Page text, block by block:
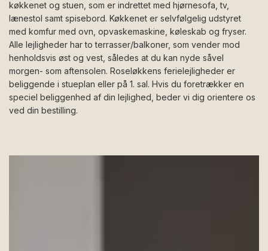
køkkenet og stuen, som er indrettet med hjørnesofa, tv,
lænestol samt spisebord. Køkkenet er selvfølgelig udstyret
med komfur med ovn, opvaskemaskine, køleskab og fryser.
Alle lejligheder har to terrasser/balkoner, som vender mod
henholdsvis øst og vest, således at du kan nyde såvel
morgen- som aftensolen. Roseløkkens ferielejligheder er
beliggende i stueplan eller på 1. sal. Hvis du foretrækker en
speciel beliggenhed af din lejlighed, beder vi dig orientere os
ved din bestilling.